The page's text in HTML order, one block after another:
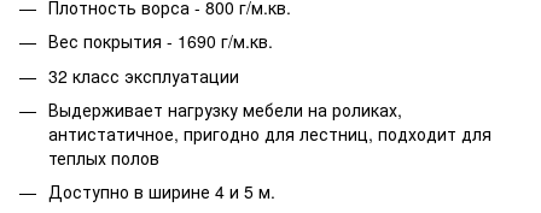
Плотность ворса - 800 г/м.кв.
Вес покрытия - 1690 г/м.кв.
32 класс эксплуатации
Выдерживает нагрузку мебели на роликах,
антистатичное, пригодно для лестниц, подходит для
теплых полов
Доступно в ширине 4 и 5 м.